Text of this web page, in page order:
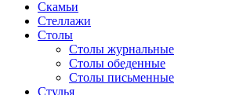
Скамьи
Стеллажи
Столы
Столы журнальные
Столы обеденные
Столы письменные
Стулья